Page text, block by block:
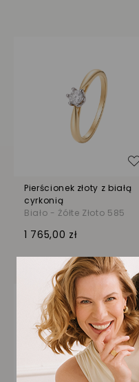
Pierścionek złoty z białą
cyrkonią
Biało - Żółte Złoto 585
1 765,00 zł